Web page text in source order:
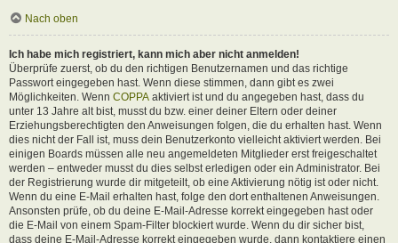
Nach oben
Ich habe mich registriert, kann mich aber nicht anmelden!
Überprüfe zuerst, ob du den richtigen Benutzernamen und das richtige
Passwort eingegeben hast. Wenn diese stimmen, dann gibt es zwei
Möglichkeiten. Wenn COPPA aktiviert ist und du angegeben hast, dass du
unter 13 Jahre alt bist, musst du bzw. einer deiner Eltern oder deiner
Erziehungsberechtigten den Anweisungen folgen, die du erhalten hast. Wenn
dies nicht der Fall ist, muss dein Benutzerkonto vielleicht aktiviert werden. Bei
einigen Boards müssen alle neu angemeldeten Mitglieder erst freigeschaltet
werden – entweder musst du dies selbst erledigen oder ein Administrator. Bei
der Registrierung wurde dir mitgeteilt, ob eine Aktivierung nötig ist oder nicht.
Wenn du eine E-Mail erhalten hast, folge den dort enthaltenen Anweisungen.
Ansonsten prüfe, ob du deine E-Mail-Adresse korrekt eingegeben hast oder
die E-Mail von einem Spam-Filter blockiert wurde. Wenn du dir sicher bist,
dass deine E-Mail-Adresse korrekt eingegeben wurde, dann kontaktiere einen